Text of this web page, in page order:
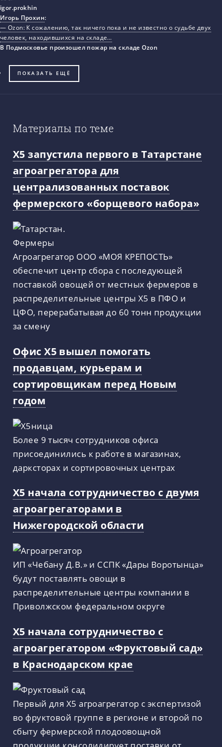
Игорь Прохин:
— Ozon: К сожалению, так ничего пока и не известно о судьбе двух
человек, находившихся на складе…
В Подмосковье произошел пожар на складе Ozon
ПОКАЗАТЬ ЕЩЁ
Материалы по теме
X5 запустила первого в Татарстане
агроагрегатора для
централизованных поставок
фермерского «борщевого набора»
Агроагрегатор ООО «МОЯ КРЕПОСТЬ»
обеспечит центр сбора с последующей
поставкой овощей от местных фермеров в
распределительные центры X5 в ПФО и
ЦФО, перерабатывая до 60 тонн продукции
за смену
Офис Х5 вышел помогать
продавцам, курьерам и
сортировщикам перед Новым
годом
Более 9 тысяч сотрудников офиса
присоединились к работе в магазинах,
дарксторах и сортировочных центрах
X5 начала сотрудничество с двумя
агроагрегаторами в
Нижегородской области
ИП «Чебану Д.В.» и ССПК «Дары Воротынца»
будут поставлять овощи в
распределительные центры компании в
Приволжском федеральном округе
X5 начала сотрудничество с
агроагрегатором «Фруктовый сад»
в Краснодарском крае
Первый для X5 агроагрегатор с экспертизой
во фруктовой группе в регионе и второй по
сбыту фермерской плодоовощной